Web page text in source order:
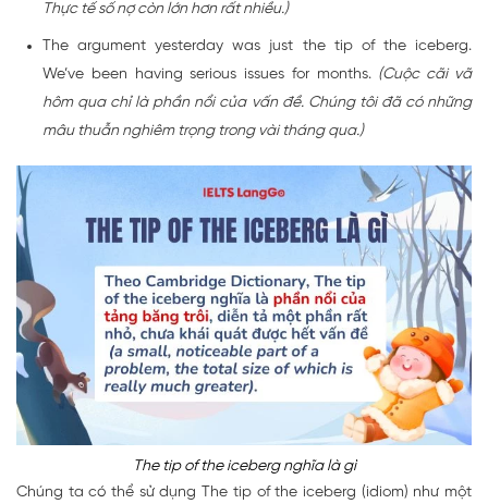
Thực tế số nợ còn lớn hơn rất nhiều.)
The argument yesterday was just the tip of the iceberg.
We’ve been having serious issues for months. (Cuộc cãi vã
hôm qua chỉ là phần nổi của vấn đề. Chúng tôi đã có những
mâu thuẫn nghiêm trọng trong vài tháng qua.)
The tip of the iceberg nghĩa là gì
Chúng ta có thể sử dụng The tip of the iceberg (idiom) như một